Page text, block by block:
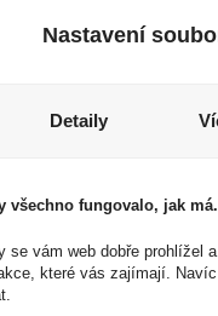
Nastavení
Detaily
všechno fungovalo, jak má.
se vám web dobře prohlížel
které vás zajímají.